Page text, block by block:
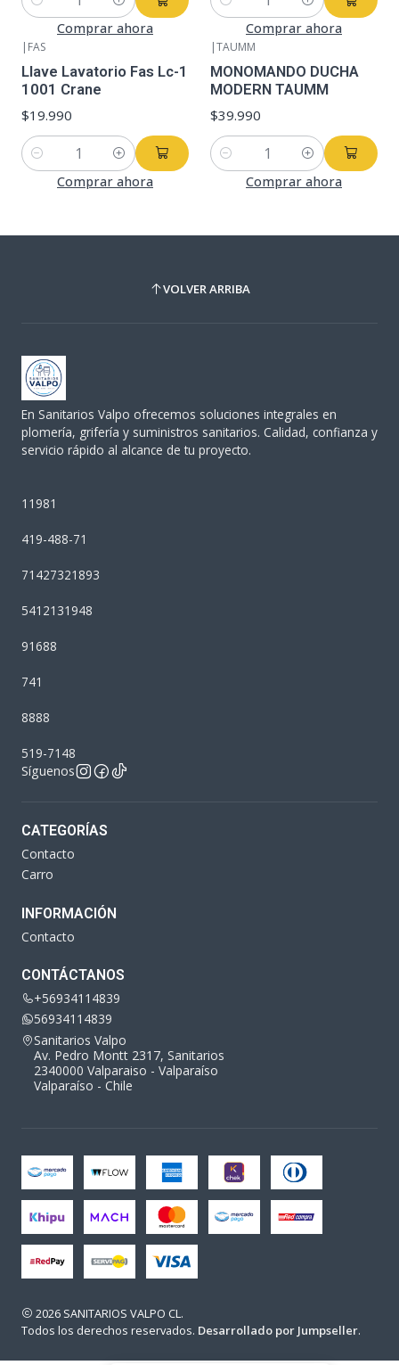
Cantidad
Comprar ahora
Cantidad
Comprar ahora
| FAS
Llave Lavatorio Fas Lc-1
1001 Crane
$19.990
Cantidad
Comprar ahora
|TAUMM
MONOMANDO DUCHA
MODERN TAUMM
$39.990
Cantidad
Comprar ahora
VOLVER ARRIBA
En Sanitarios Valpo ofrecemos soluciones integrales en
plomería, grifería y suministros sanitarios. Calidad, confianza y
servicio rápido al alcance de tu proyecto.
11981
419-488-71
71427321893
5412131948
91688
741
8888
519-7148
Síguenos
CATEGORÍAS
Contacto
Carro
INFORMACIÓN
Contacto
CONTÁCTANOS
+56934114839
56934114839
Sanitarios Valpo
Av. Pedro Montt 2317, Sanitarios
2340000 Valparaiso - Valparaíso
Valparaíso - Chile
2026 SANITARIOS VALPO CL.
Todos los derechos reservados. Desarrollado por Jumpseller.